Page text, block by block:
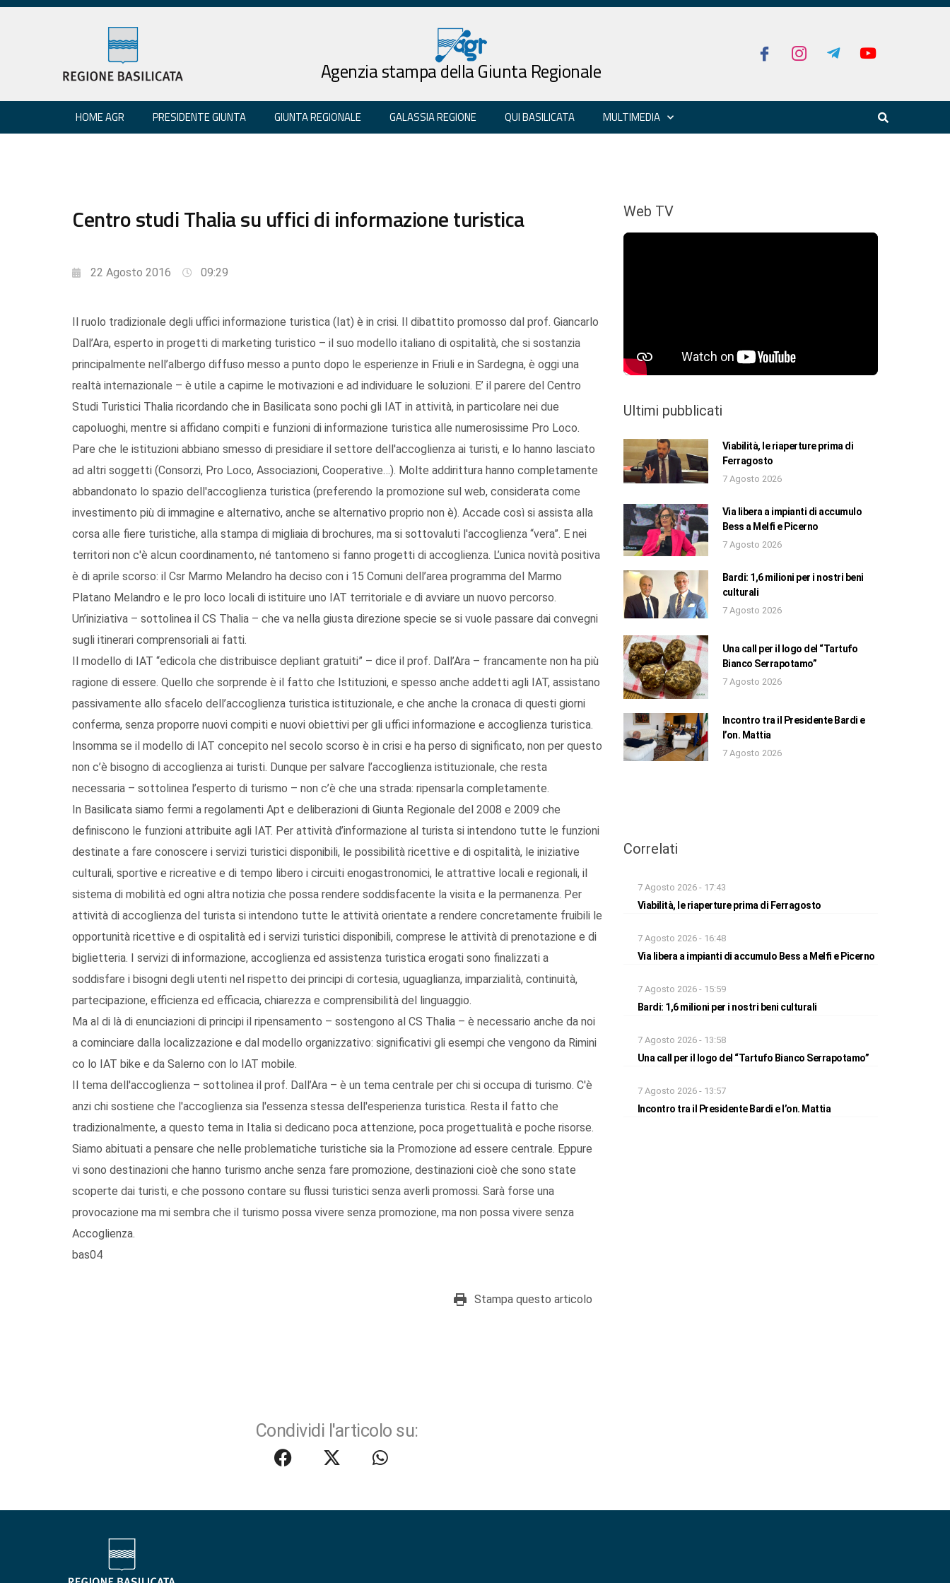
Agenzia stampa della Giunta Regionale
HOME AGR PRESIDENTE GIUNTA GIUNTA REGIONALE GALASSIA REGIONE QUI BASILICATA MULTIMEDIA
Centro studi Thalia su uffici di informazione turistica
22 Agosto 2016 09:29
Il ruolo tradizionale degli uffici informazione turistica (Iat) è in crisi. Il dibattito promosso dal prof. Giancarlo
Dall’Ara, esperto in progetti di marketing turistico – il suo modello italiano di ospitalità, che si sostanzia
principalmente nell’albergo diffuso messo a punto dopo le esperienze in Friuli e in Sardegna, è oggi una
realtà internazionale – è utile a capirne le motivazioni e ad individuare le soluzioni. E’ il parere del Centro
Studi Turistici Thalia ricordando che in Basilicata sono pochi gli IAT in attività, in particolare nei due
capoluoghi, mentre si affidano compiti e funzioni di informazione turistica alle numerosissime Pro Loco.
Pare che le istituzioni abbiano smesso di presidiare il settore dell'accoglienza ai turisti, e lo hanno lasciato
ad altri soggetti (Consorzi, Pro Loco, Associazioni, Cooperative…). Molte addirittura hanno completamente
abbandonato lo spazio dell'accoglienza turistica (preferendo la promozione sul web, considerata come
investimento più di immagine e alternativo, anche se alternativo proprio non è). Accade così si assista alla
corsa alle fiere turistiche, alla stampa di migliaia di brochures, ma si sottovaluti l'accoglienza “vera”. E nei
territori non c'è alcun coordinamento, né tantomeno si fanno progetti di accoglienza. L’unica novità positiva
è di aprile scorso: il Csr Marmo Melandro ha deciso con i 15 Comuni dell’area programma del Marmo
Platano Melandro e le pro loco locali di istituire uno IAT territoriale e di avviare un nuovo percorso.
Un’iniziativa – sottolinea il CS Thalia – che va nella giusta direzione specie se si vuole passare dai convegni
sugli itinerari comprensoriali ai fatti.
Il modello di IAT “edicola che distribuisce depliant gratuiti” – dice il prof. Dall’Ara – francamente non ha più
ragione di essere. Quello che sorprende è il fatto che Istituzioni, e spesso anche addetti agli IAT, assistano
passivamente allo sfacelo dell’accoglienza turistica istituzionale, e che anche la cronaca di questi giorni
conferma, senza proporre nuovi compiti e nuovi obiettivi per gli uffici informazione e accoglienza turistica.
Insomma se il modello di IAT concepito nel secolo scorso è in crisi e ha perso di significato, non per questo
non c’è bisogno di accoglienza ai turisti. Dunque per salvare l’accoglienza istituzionale, che resta
necessaria – sottolinea l’esperto di turismo – non c’è che una strada: ripensarla completamente.
In Basilicata siamo fermi a regolamenti Apt e deliberazioni di Giunta Regionale del 2008 e 2009 che
definiscono le funzioni attribuite agli IAT. Per attività d’informazione al turista si intendono tutte le funzioni
destinate a fare conoscere i servizi turistici disponibili, le possibilità ricettive e di ospitalità, le iniziative
culturali, sportive e ricreative e di tempo libero i circuiti enogastronomici, le attrattive locali e regionali, il
sistema di mobilità ed ogni altra notizia che possa rendere soddisfacente la visita e la permanenza. Per
attività di accoglienza del turista si intendono tutte le attività orientate a rendere concretamente fruibili le
opportunità ricettive e di ospitalità ed i servizi turistici disponibili, comprese le attività di prenotazione e di
biglietteria. I servizi di informazione, accoglienza ed assistenza turistica erogati sono finalizzati a
soddisfare i bisogni degli utenti nel rispetto dei principi di cortesia, uguaglianza, imparzialità, continuità,
partecipazione, efficienza ed efficacia, chiarezza e comprensibilità del linguaggio.
Ma al di là di enunciazioni di principi il ripensamento – sostengono al CS Thalia – è necessario anche da noi
a cominciare dalla localizzazione e dal modello organizzativo: significativi gli esempi che vengono da Rimini
co lo IAT bike e da Salerno con lo IAT mobile.
Il tema dell'accoglienza – sottolinea il prof. Dall’Ara – è un tema centrale per chi si occupa di turismo. C'è
anzi chi sostiene che l'accoglienza sia l'essenza stessa dell'esperienza turistica. Resta il fatto che
tradizionalmente, a questo tema in Italia si dedicano poca attenzione, poca progettualità e poche risorse.
Siamo abituati a pensare che nelle problematiche turistiche sia la Promozione ad essere centrale. Eppure
vi sono destinazioni che hanno turismo anche senza fare promozione, destinazioni cioè che sono state
scoperte dai turisti, e che possono contare su flussi turistici senza averli promossi. Sarà forse una
provocazione ma mi sembra che il turismo possa vivere senza promozione, ma non possa vivere senza
Accoglienza.
bas04
Stampa questo articolo
Condividi l'articolo su:
Web TV
Ultimi pubblicati
Viabilità, le riaperture prima di
Ferragosto
7 Agosto 2026
Via libera a impianti di accumulo
Bess a Melfi e Picerno
7 Agosto 2026
Bardi: 1,6 milioni per i nostri beni
culturali
7 Agosto 2026
Una call per il logo del “Tartufo
Bianco Serrapotamo”
7 Agosto 2026
Incontro tra il Presidente Bardi e
l’on. Mattia
7 Agosto 2026
Correlati
7 Agosto 2026 - 17:43
Viabilità, le riaperture prima di Ferragosto
7 Agosto 2026 - 16:48
Via libera a impianti di accumulo Bess a Melfi e Picerno
7 Agosto 2026 - 15:59
Bardi: 1,6 milioni per i nostri beni culturali
7 Agosto 2026 - 13:58
Una call per il logo del “Tartufo Bianco Serrapotamo”
7 Agosto 2026 - 13:57
Incontro tra il Presidente Bardi e l’on. Mattia